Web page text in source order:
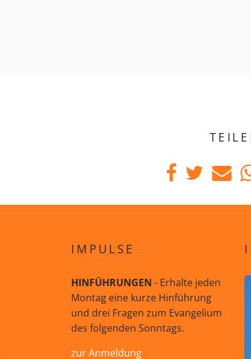
IMPULSE
HINFÜHRUNGEN - Erhalte jeden
Montag eine kurze Hinführung
und drei Fragen zum Evangelium
des folgenden Sonntags.
zur Anmeldung